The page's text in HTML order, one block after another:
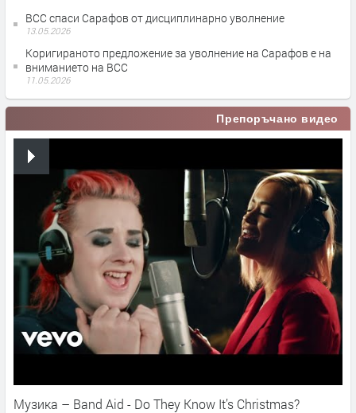
ВСС спаси Сарафов от дисциплинарно уволнение
13.05.2026
Коригираното предложение за уволнение на Сарафов е на
вниманието на ВСС
11.05.2026
Препоръчано видео
Музика – Band Aid - Do They Know It’s Christmas?